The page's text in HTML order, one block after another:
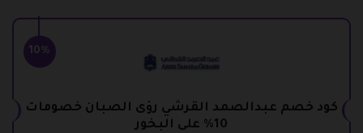
10%
كود خصم عبدالصمد القرشي رؤى الصبان خصومات
10% على البخور